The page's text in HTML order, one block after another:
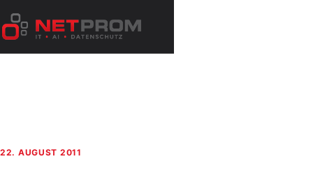
Inhalt
22. AUGUST 2011